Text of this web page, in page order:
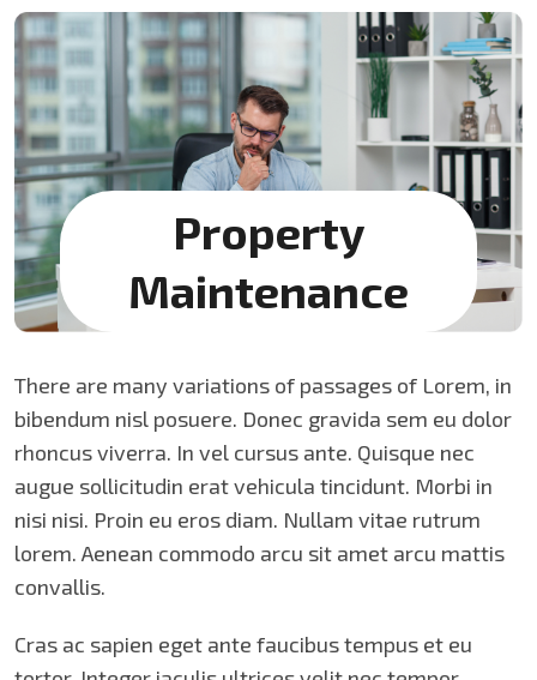
Property
Maintenance
There are many variations of passages of Lorem, in
bibendum nisl posuere. Donec gravida sem eu dolor
rhoncus viverra. In vel cursus ante. Quisque nec
augue sollicitudin erat vehicula tincidunt. Morbi in
nisi nisi. Proin eu eros diam. Nullam vitae rutrum
lorem. Aenean commodo arcu sit amet arcu mattis
convallis.
Cras ac sapien eget ante faucibus tempus et eu